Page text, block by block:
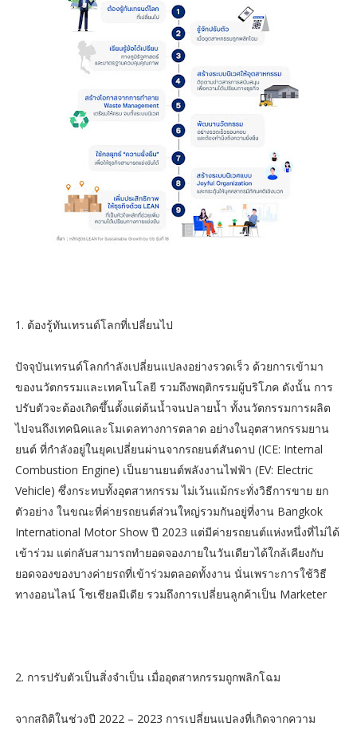
1. ต้องรู้ทันเทรนด์โลกที่เปลี่ยนไป
ปัจจุบันเทรนด์โลกกำลังเปลี่ยนแปลงอย่างรวดเร็ว ด้วยการเข้ามา
ของนวัตกรรมและเทคโนโลยี รวมถึงพฤติกรรมผู้บริโภค ดังนั้น การ
ปรับตัวจะต้องเกิดขึ้นตั้งแต่ต้นน้ำจนปลายน้ำ ทั้งนวัตกรรมการผลิต
ไปจนถึงเทคนิคและโมเดลทางการตลาด อย่างในอุตสาหกรรมยาน
ยนต์ ที่กำลังอยู่ในยุคเปลี่ยนผ่านจากรถยนต์สันดาป (ICE: Internal
Combustion Engine) เป็นยานยนต์พลังงานไฟฟ้า (EV: Electric
Vehicle) ซึ่งกระทบทั้งอุตสาหกรรม ไม่เว้นแม้กระทั่งวิธีการขาย ยก
ตัวอย่าง ในขณะที่ค่ายรถยนต์ส่วนใหญ่รวมกันอยู่ที่งาน Bangkok
International Motor Show ปี 2023 แต่มีค่ายรถยนต์แห่งหนึ่งที่ไม่ได้
เข้าร่วม แต่กลับสามารถทำยอดจองภายในวันเดียวได้ใกล้เคียงกับ
ยอดจองของบางค่ายรถที่เข้าร่วมตลอดทั้งงาน นั่นเพราะการใช้วิธี
ทางออนไลน์ โซเชียลมีเดีย รวมถึงการเปลี่ยนลูกค้าเป็น Marketer
2. การปรับตัวเป็นสิ่งจำเป็น เมื่ออุตสาหกรรมถูกพลิกโฉม
จากสถิติในช่วงปี 2022 – 2023 การเปลี่ยนแปลงที่เกิดจากความ